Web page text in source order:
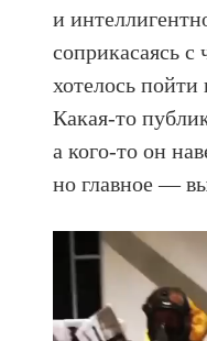
и
соприкасаясь
хотелось
Какая-то
а кого-то он
но главное —
Видеоплеер